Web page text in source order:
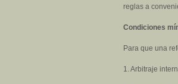
reglas a
Condiciones
Para que una
1. Arbitraje